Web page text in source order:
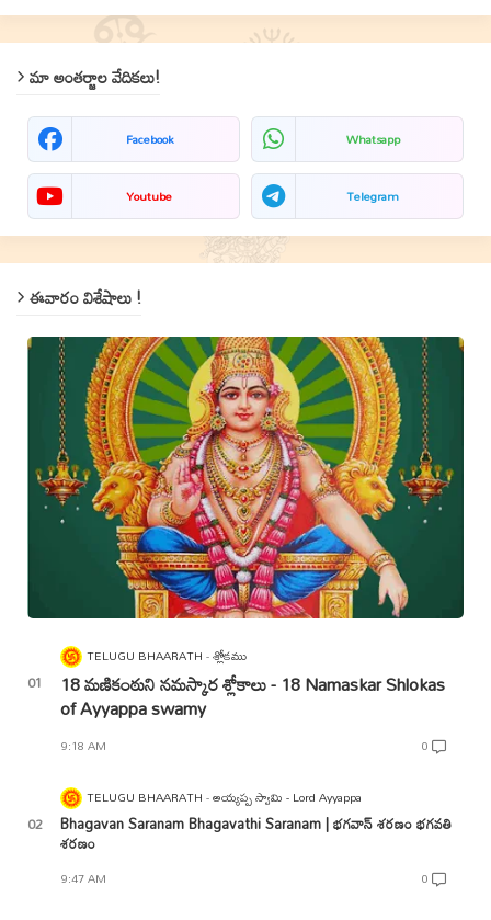
మా అంతర్జాల వేదికలు!
Facebook Whatsapp
Youtube Telegram
ఈవారం విశేషాలు !
TELUGU BHAARATH శ్లోకము
18 మణికంఠుని నమస్కార శ్లోకాలు - 18 Namaskar Shlokas
of Ayyappa swamy
9:18 AM 0
TELUGU BHAARATH అయ్యప్ప స్వామి - Lord Ayyappa
Bhagavan Saranam Bhagavathi Saranam | భగవాన్ శరణం భగవతి
శరణం
9:47 AM 0